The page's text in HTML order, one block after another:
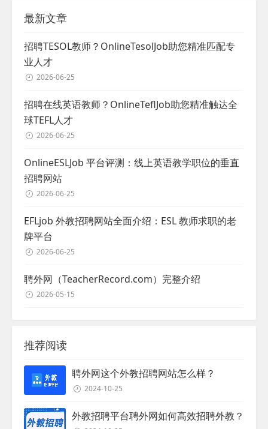
最新文章
招聘TESOL教师？OnlineTesolJob助您精准匹配专
业人才
2026-06-25
招聘在线英语教师？OnlineTeflJob助您精准触达全
球TEFL人才
2026-06-25
OnlineESLJob 平台评测：线上英语教学职位的垂直
招聘网站
2026-06-25
EFLjob 外教招聘网站全面介绍：ESL 教师求职的老
牌平台
2026-06-25
聘外网（TeacherRecord.com）完整介绍
2026-05-15
推荐阅读
聘外网这个外教招聘网站怎么样？
2024-10-25
外教招聘平台聘外网如何高效招聘外教？